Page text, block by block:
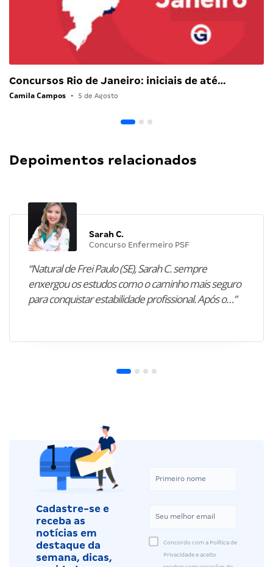
Concursos Rio de Janeiro: iniciais de até…
Camila Campos • 5 de Agosto
Depoimentos relacionados
Sarah C.
Concurso Enfermeiro PSF
“Natural de Frei Paulo (SE), Sarah C. sempre
enxergou os estudos como o caminho mais seguro
para conquistar estabilidade profissional. Após o…”
Cadastre-se e
receba as
notícias em
destaque da
semana, dicas,
Concordo com a Política de
Privacidade e aceito